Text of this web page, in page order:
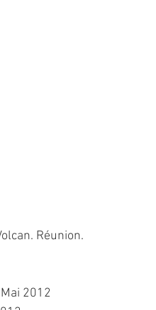
Réunion.
2012